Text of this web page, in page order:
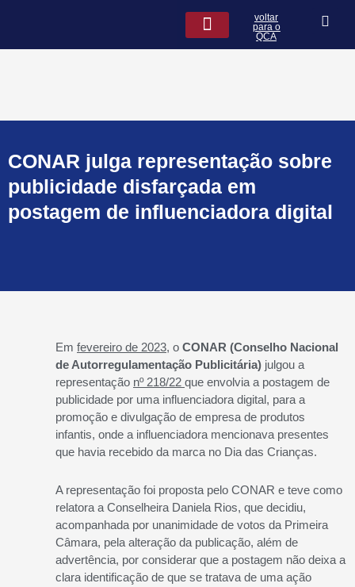
voltar
para o
QCA
CONAR julga representação sobre
publicidade disfarçada em
postagem de influenciadora digital
Em fevereiro de 2023, o CONAR (Conselho Nacional
de Autorregulamentação Publicitária) julgou a
representação nº 218/22 que envolvia a postagem de
publicidade por uma influenciadora digital, para a
promoção e divulgação de empresa de produtos
infantis, onde a influenciadora mencionava presentes
que havia recebido da marca no Dia das Crianças.
A representação foi proposta pelo CONAR e teve como
relatora a Conselheira Daniela Rios, que decidiu,
acompanhada por unanimidade de votos da Primeira
Câmara, pela alteração da publicação, além de
advertência, por considerar que a postagem não deixa a
clara identificação de que se tratava de uma ação